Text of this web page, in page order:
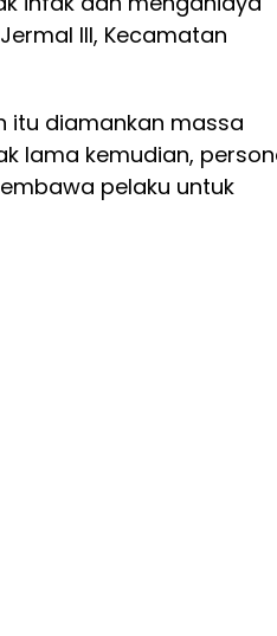
III, Kecamatan
itu diamankan massa
lama kemudian,
pelaku untuk